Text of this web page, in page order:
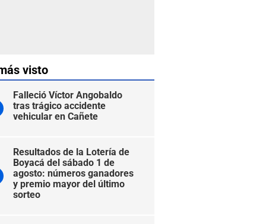
visto
Falleció Víctor Angobaldo
tras trágico accidente
vehicular en Cañete
Resultados de la Lotería de
Boyacá del sábado 1 de
agosto: números ganadores
y premio mayor del último
sorteo